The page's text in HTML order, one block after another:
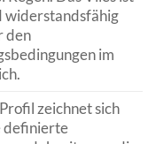
widerstandsfähig
den
im
zeichnet sich
definierte